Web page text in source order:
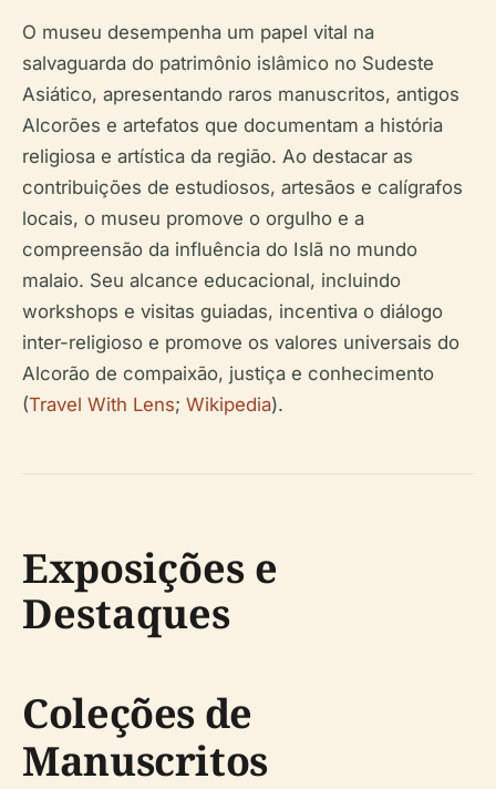
O museu desempenha um papel vital na
salvaguarda do patrimônio islâmico no Sudeste
Asiático, apresentando raros manuscritos, antigos
Alcorões e artefatos que documentam a história
religiosa e artística da região. Ao destacar as
contribuições de estudiosos, artesãos e calígrafos
locais, o museu promove o orgulho e a
compreensão da influência do Islã no mundo
malaio. Seu alcance educacional, incluindo
workshops e visitas guiadas, incentiva o diálogo
inter-religioso e promove os valores universais do
Alcorão de compaixão, justiça e conhecimento
(Travel With Lens; Wikipedia).
Exposições e
Destaques
Coleções de
Manuscritos